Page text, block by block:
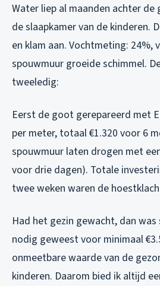
Water liep al maanden achter de
de slaapkamer van de kinderen.
en klam aan. Vochtmeting: 24%,
spouwmuur groeide schimmel.
tweeledig:
Eerst de goot gerepareerd met
per meter, totaal €1.320 voor 6
spouwmuur laten drogen met
voor drie dagen). Totale
twee weken waren de
Had het gezin gewacht, dan
nodig geweest voor minimaal
onmeetbare waarde van de
kinderen. Daarom bied ik altijd